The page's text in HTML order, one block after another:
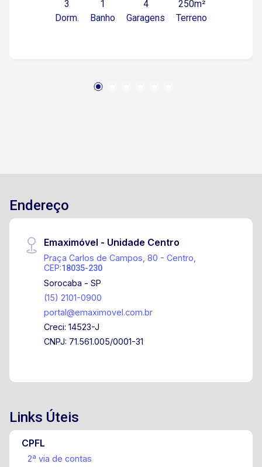
despensa, lavabo 4 vagas de garagem, sendo 2
cobertas Possui aquecimento solar
3
Dorm.
1
Banho
4
Garagens
250m²
Terreno
Endereço
Emaximóvel - Unidade Centro
Praça Carlos de Campos, 80 - Centro,
CEP:18035-230
Sorocaba - SP
(15) 2101-0900
portal@emaximovel.com.br
Creci: 14523-J
CNPJ: 71.561.005/0001-31
Links Úteis
CPFL
2ª via de contas